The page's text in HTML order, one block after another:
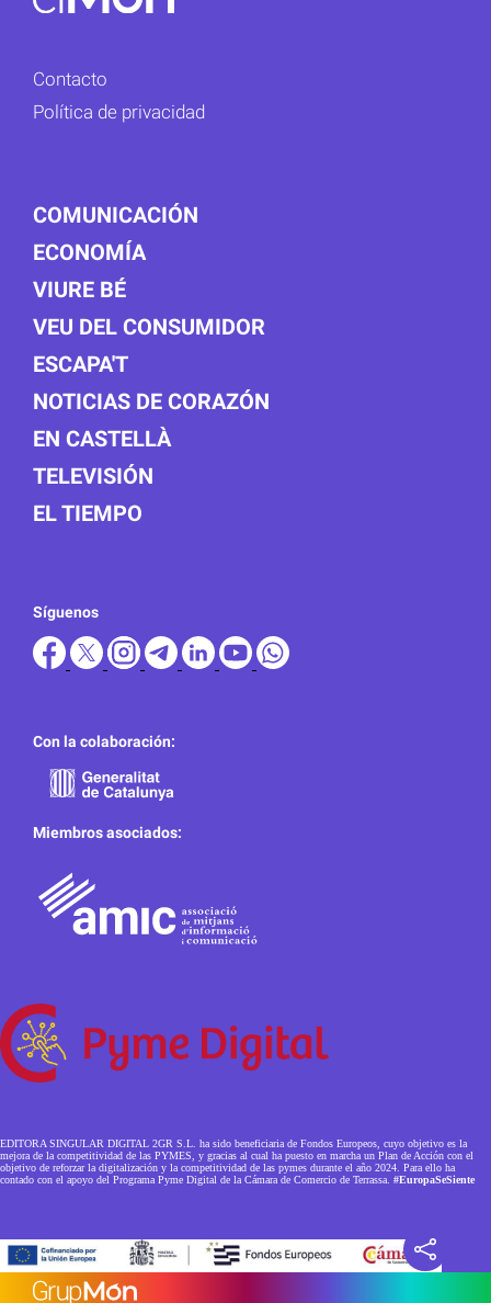
Contacto
Política de privacidad
COMUNICACIÓN
ECONOMÍA
VIURE BÉ
VEU DEL CONSUMIDOR
ESCAPA'T
NOTICIAS DE CORAZÓN
EN CASTELLÀ
TELEVISIÓN
EL TIEMPO
Síguenos
Con la colaboración:
Miembros asociados:
EDITORA SINGULAR DIGITAL 2GR S.L. ha sido beneficiaria de Fondos Europeos, cuyo objetivo es la
mejora de la competitividad de las PYMES, y gracias al cual ha puesto en marcha un Plan de Acción con el
objetivo de reforzar la digitalización y la competitividad de las pymes durante el año 2024. Para ello ha
contado con el apoyo del Programa Pyme Digital de la Cámara de Comercio de Terrassa. #EuropaSeSiente